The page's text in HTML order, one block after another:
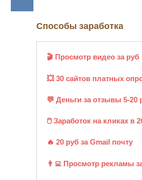
Способы заработка
🎬 Просмотр видео за руб
💥 30 сайтов платных
💬 Деньги за отзывы 5-20
🖱️ Заработок на кликах в
🔥 20 руб за Gmail почту
👨‍💻 Просмотр рекламы